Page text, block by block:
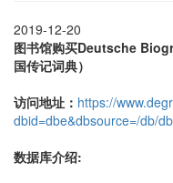
2019-12-20
图书馆购买Deutsche
国传记词典）
访问地址： https://
dbid=dbe&dbsource=/db/
数据库介绍: